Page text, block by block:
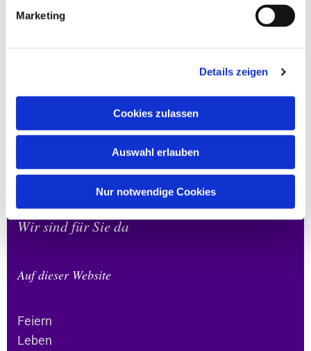
Marketing
Details zeigen
Cookies zulassen
Auswahl erlauben
Nur notwendige Cookies
in „I himmelen“.
Knut Nystedt flankieren diese spätromantischen
Konzerte finden unter den geltenden
Coronamassregeln statt.
Wir sind für Sie da
Auf dieser Website
Feiern
Leben